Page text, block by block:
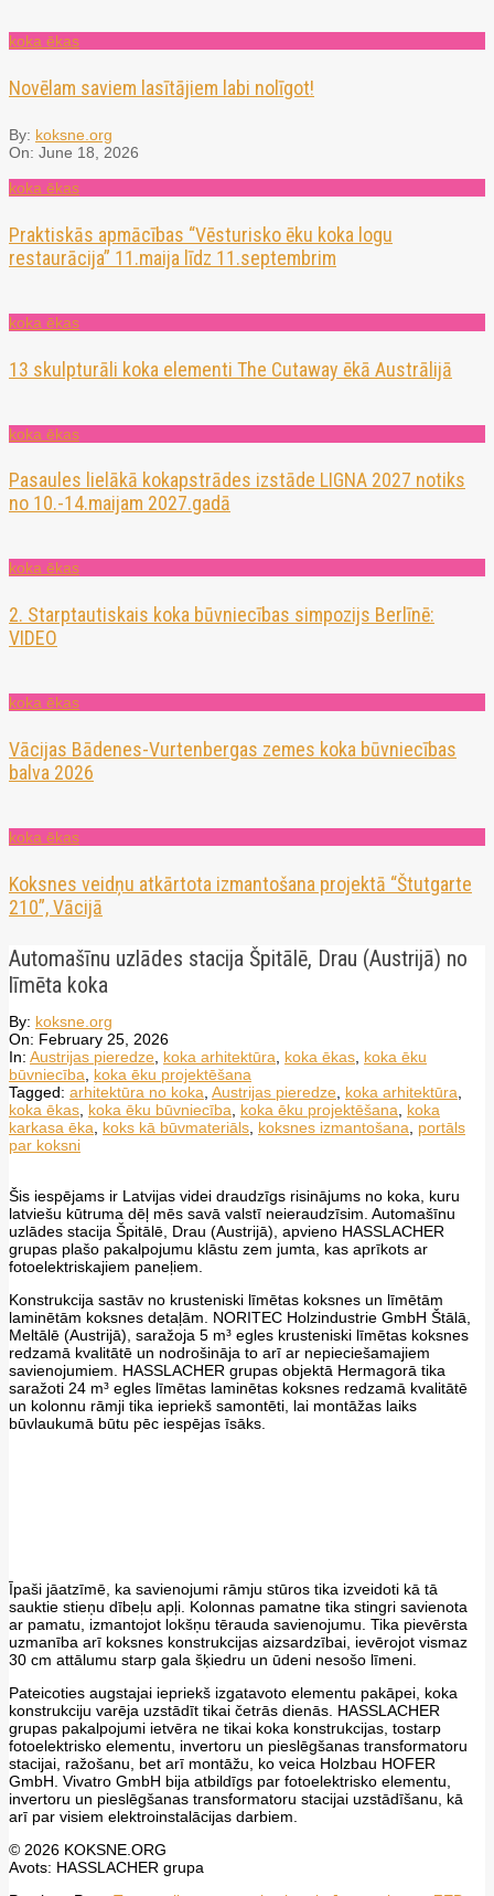
koka ēkas
Novēlam saviem lasītājiem labi nolīgot!
By: koksne.org
On: June 18, 2026
koka ēkas
Praktiskās apmācības “Vēsturisko ēku koka logu
restaurācija” 11.maija līdz 11.septembrim
koka ēkas
13 skulpturāli koka elementi The Cutaway ēkā Austrālijā
koka ēkas
Pasaules lielākā kokapstrādes izstāde LIGNA 2027 notiks
no 10.-14.maijam 2027.gadā
koka ēkas
2. Starptautiskais koka būvniecības simpozijs Berlīnē:
VIDEO
koka ēkas
Vācijas Bādenes-Vurtenbergas zemes koka būvniecības
balva 2026
koka ēkas
Koksnes veidņu atkārtota izmantošana projektā “Štutgarte
210”, Vācijā
Automašīnu uzlādes stacija Špitālē, Drau (Austrijā) no
līmēta koka
By: koksne.org
On: February 25, 2026
In: Austrijas pieredze, koka arhitektūra, koka ēkas, koka ēku
būvniecība, koka ēku projektēšana
Tagged: arhitektūra no koka, Austrijas pieredze, koka arhitektūra,
koka ēkas, koka ēku būvniecība, koka ēku projektēšana, koka
karkasa ēka, koks kā būvmateriāls, koksnes izmantošana, portāls
par koksni
Šis iespējams ir Latvijas videi draudzīgs risinājums no koka, kuru
latviešu kūtruma dēļ mēs savā valstī neieraudzīsim. Automašīnu
uzlādes stacija Špitālē, Drau (Austrijā), apvieno HASSLACHER
grupas plašo pakalpojumu klāstu zem jumta, kas aprīkots ar
fotoelektriskajiem paneļiem.
Konstrukcija sastāv no krusteniski līmētas koksnes un līmētām
laminētām koksnes detaļām. NORITEC Holzindustrie GmbH Štālā,
Meltālē (Austrijā), saražoja 5 m³ egles krusteniski līmētas koksnes
redzamā kvalitātē un nodrošināja to arī ar nepieciešamajiem
savienojumiem. HASSLACHER grupas objektā Hermagorā tika
saražoti 24 m³ egles līmētas laminētas koksnes redzamā kvalitātē
un kolonnu rāmji tika iepriekš samontēti, lai montāžas laiks
būvlaukumā būtu pēc iespējas īsāks.
Īpaši jāatzīmē, ka savienojumi rāmju stūros tika izveidoti kā tā
sauktie stieņu dībeļu apļi. Kolonnas pamatne tika stingri savienota
ar pamatu, izmantojot lokšņu tērauda savienojumu. Tika pievērsta
uzmanība arī koksnes konstrukcijas aizsardzībai, ievērojot vismaz
30 cm attālumu starp gala šķiedru un ūdeni nesošo līmeni.
Pateicoties augstajai iepriekš izgatavoto elementu pakāpei, koka
konstrukciju varēja uzstādīt tikai četrās dienās. HASSLACHER
grupas pakalpojumi ietvēra ne tikai koka konstrukcijas, tostarp
fotoelektrisko elementu, invertoru un pieslēgšanas transformatoru
stacijai, ražošanu, bet arī montāžu, ko veica Holzbau HOFER
GmbH. Vivatro GmbH bija atbildīgs par fotoelektrisko elementu,
invertoru un pieslēgšanas transformatoru stacijai uzstādīšanu, kā
arī par visiem elektroinstalācijas darbiem.
© 2026 KOKSNE.ORG
Avots: HASSLACHER grupa